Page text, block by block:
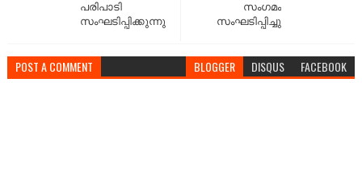
സംഗമം
സംഘടിപ്പിച്ചു
പരിപാടി
സംഘടിപ്പിക്കുന്നു
POST A COMMENT BLOGGER DISQUS FACEBOOK